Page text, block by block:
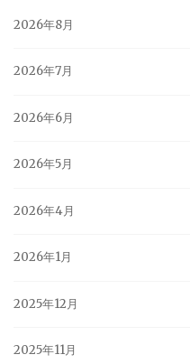
2026年8月
2026年7月
2026年6月
2026年5月
2026年4月
2026年1月
2025年12月
2025年11月